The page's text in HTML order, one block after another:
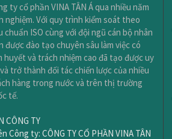
ty cổ phần VINA TÂN Á qua nhiều năm
nghiệm. Với quy trình kiểm soát theo
chuẩn ISO cùng với đội ngũ cán bộ nhân
được đào tạo chuyên sâu làm việc có
huyết và trách nhiệm cao đã tạo được uy
trở thành đối tác chiến lược của nhiều
hàng trong nước và trên thị trường
tế.
CÔNG TY
Công ty: CÔNG TY CỔ PHẦN VINA TÂN